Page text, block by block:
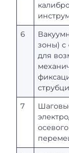
6
зоны) с
для
7
осевого